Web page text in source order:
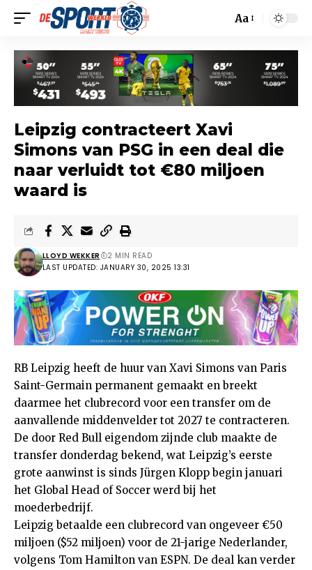
Aa
Leipzig contracteert Xavi
Simons van PSG in een deal die
naar verluidt tot €80 miljoen
waard is
LAST UPDATED: JANUARY 30, 2025 13:31
LLOYD WEKKER 2 MIN READ
RB Leipzig heeft de huur van Xavi Simons van Paris
Saint-Germain permanent gemaakt en breekt
daarmee het clubrecord voor een transfer om de
aanvallende middenvelder tot 2027 te contracteren.
De door Red Bull eigendom zijnde club maakte de
transfer donderdag bekend, wat Leipzig’s eerste
grote aanwinst is sinds Jürgen Klopp begin januari
het Global Head of Soccer werd bij het
moederbedrijf.
Leipzig betaalde een clubrecord van ongeveer €50
miljoen ($52 miljoen) voor de 21-jarige Nederlander,
volgens Tom Hamilton van ESPN. De deal kan verder